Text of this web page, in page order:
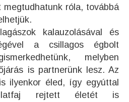
róla, továbbá
kalauzolásával és
a csillagos égbolt
melyben
is partnerünk lesz. Az
ilyenkor éled, így egyúttal
rejtett életét is